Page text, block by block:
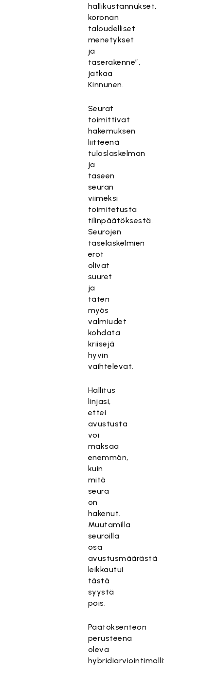
hallikustannukset,
koronan
taloudelliset
menetykset
ja
taserakenne”,
jatkaa
Kinnunen.
Seurat
toimittivat
hakemuksen
liitteenä
tuloslaskelman
ja
taseen
seuran
viimeksi
toimitetusta
tilinpäätöksestä.
Seurojen
taselaskelmien
erot
olivat
suuret
ja
täten
myös
valmiudet
kohdata
kriisejä
hyvin
vaihtelevat.
Hallitus
linjasi,
ettei
avustusta
voi
maksaa
enemmän,
kuin
mitä
seura
on
hakenut.
Muutamilla
seuroilla
osa
avustusmäärästä
leikkautui
tästä
syystä
pois.
Päätöksenteon
perusteena
oleva
hybridiarviointimalli: